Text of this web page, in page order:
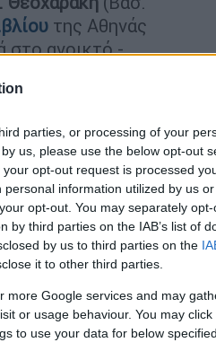
parties, or processing of your
us, please use the below opt-out
opt-out request is processed
information utilized by us
opt-out. You may separately
third parties on the IAB’s list of
by us to third parties on the
it to other third parties.
more Google services and may
or usage behaviour. You may
to use your data for below
της Αθηνάς
στο ανοικτό -
του Βήματος
συντονίσει ο
συγγραφέας.